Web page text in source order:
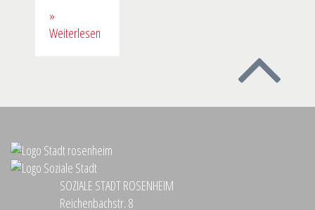
»
Weiterlesen
SOZIALE STADT ROSENHEIM
Reichenbachstr. 8